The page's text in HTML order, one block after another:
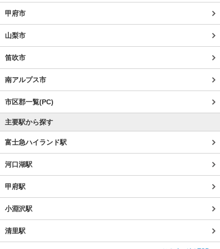
甲府市
山梨市
笛吹市
南アルプス市
市区郡一覧(PC)
主要駅から探す
富士急ハイランド駅
河口湖駅
甲府駅
小淵沢駅
清里駅